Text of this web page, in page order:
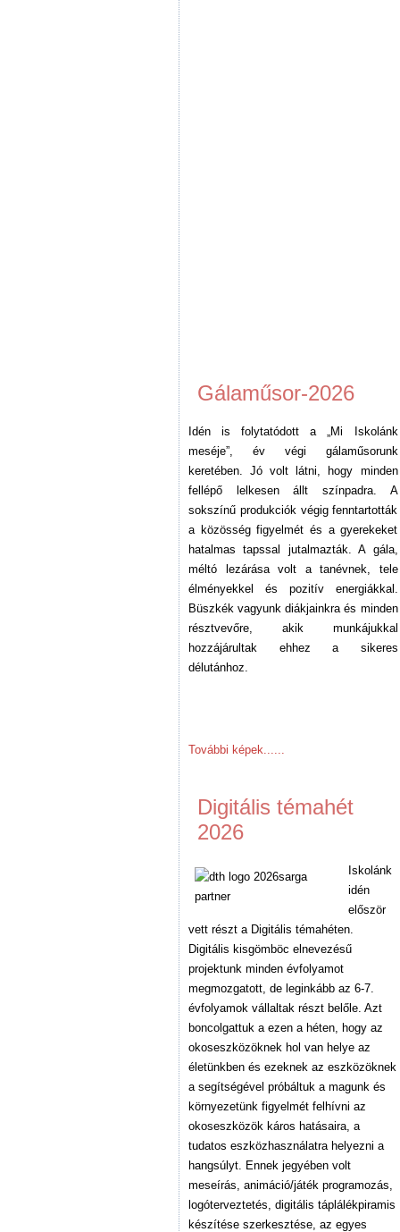
Gálaműsor-2026
Idén is folytatódott a „Mi Iskolánk
meséje”, év végi gálaműsorunk
keretében. Jóvolt látni, hogy minden
fellépő lelkesen állt színpadra. A
sokszínű produkciók végig fenntartották
a közösség figyelmét és a gyerekeket
hatalmas tapssal jutalmazták. A gála,
méltó lezárása volt a tanévnek, tele
élményekkel és pozitív energiákkal.
Büszkék vagyunk diákjainkra és minden
résztvevőre, akik munkájukkal
hozzájárultak ehhez a sikeres
délutánhoz.
További képek......
Digitális témahét
2026
Iskolánk
idén
először
vett részt a Digitális témahéten.
Digitális kisgömböc elnevezésű
projektunk minden évfolyamot
megmozgatott, de leginkább az 6-7.
évfolyamok vállaltak részt belőle. Azt
boncolgattuk a ezen a héten, hogy az
okoseszközöknek hol van helye az
életünkben és ezeknek az eszközöknek
a segítségével próbáltuk a magunk és
környezetünk figyelmét felhívni az
okoseszközök káros hatásaira, a
tudatos eszközhasználatra helyezni a
hangsúlyt. Ennek jegyében volt
meseírás, animáció/játék programozás,
logóterveztetés, digitális táplálékpiramis
készítése szerkesztése, az egyes